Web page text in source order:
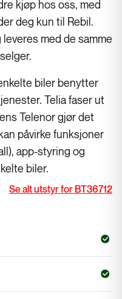
kjøp hos oss, med
deg kun til Rebil.
med de samme
biler benytter
Telia faser ut
Telenor gjør det
påvirke funksjoner
app-styring og
biler.
Se alt utstyr for BT36712